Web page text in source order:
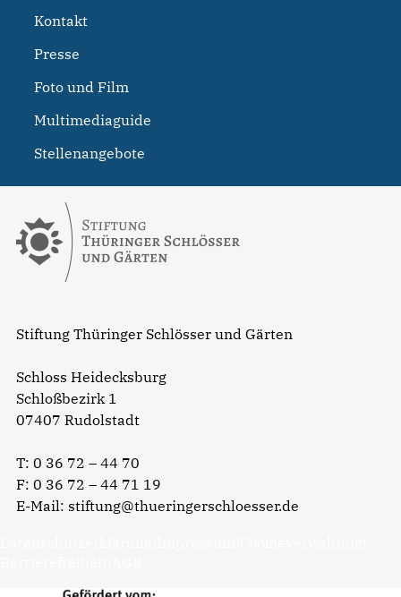
Stiftung Thüringer Schlösser und Gärten
Schloss Heidecksburg
Schloßbezirk 1
07407 Rudolstadt
T: 0 36 72 – 44 70
F: 0 36 72 – 44 71 19
E-Mail: stiftung@thueringerschloesser.de
Kontakt
Presse
Foto und Film
Multimediaguide
Stellenangebote